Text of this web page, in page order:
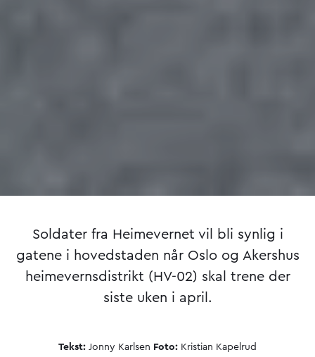
Soldater fra Heimevernet vil bli synlig i
gatene i hovedstaden når Oslo og Akershus
heimevernsdistrikt (HV-02) skal trene der
siste uken i april.
Tekst: Jonny Karlsen Foto: Kristian Kapelrud